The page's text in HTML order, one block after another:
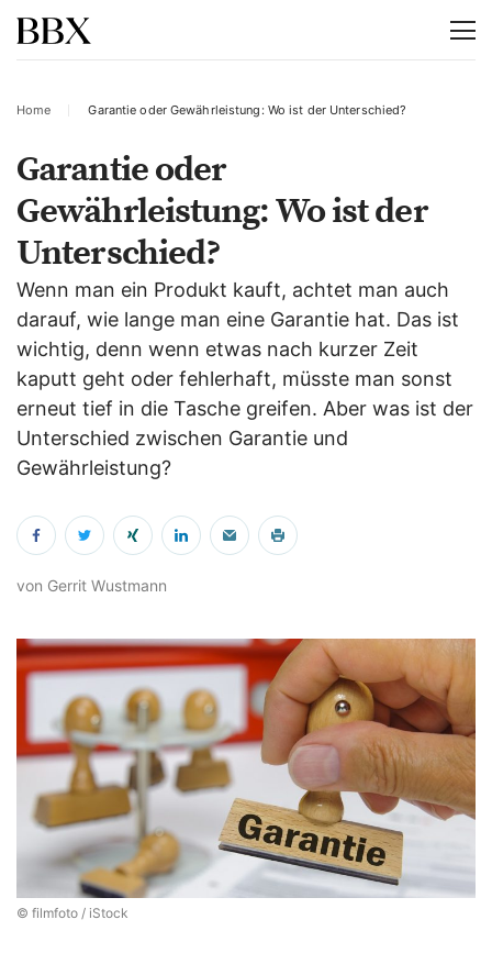
Home Garantie oder Gewährleistung: Wo ist der Unterschied?
Garantie oder
Gewährleistung: Wo ist der
Unterschied?
Wenn man ein Produkt kauft, achtet man auch
darauf, wie lange man eine Garantie hat. Das ist
wichtig, denn wenn etwas nach kurzer Zeit
kaputt geht oder fehlerhaft, müsste man sonst
erneut tief in die Tasche greifen. Aber was ist der
Unterschied zwischen Garantie und
Gewährleistung?
von Gerrit Wustmann
© filmfoto / iStock